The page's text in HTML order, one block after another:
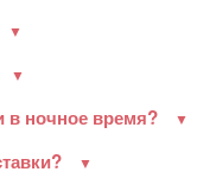
в ночное время?